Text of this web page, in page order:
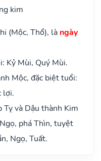
kim
(Mộc, Thổ), là ngày
Kỷ Mùi, Quý Mùi.
Mộc, đặc biệt tuổi:
lợi.
Tỵ và Dậu thành Kim
phá Thìn, tuyệt
Ngọ, Tuất.